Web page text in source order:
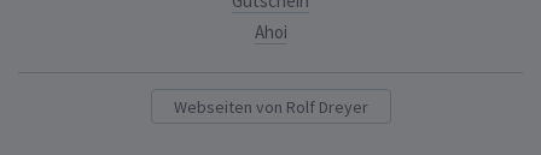
Ahoi
Webseiten von Rolf Dreyer